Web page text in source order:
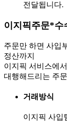
전달됩니다.
이지픽주문*수
주문만 하면 사입
정산까지
이지픽 서비스에서
대행해드리는 주
거래방식
이지픽 사입